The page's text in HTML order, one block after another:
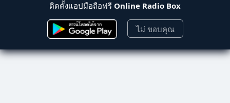
ติดตั้งแอปมือถือฟรี Online Radio Box
ไม่ ขอบคุณ